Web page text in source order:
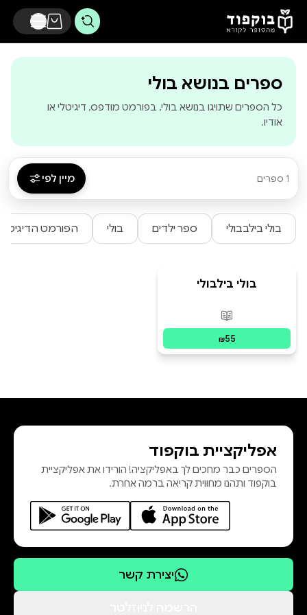
דלג לתוכן הראשי
ספרים בנושא בולי
כל הספרים שתויגו בנושא בולי, בפורמט מודפס, דיגיטלי או
אודיו.
1 ספרים מיין לפי
בולי בילבבולי ספר ילדים בולי הפורמט
בולי בילבולי
פורמטים זמינים
₪55
אפליקציית בוקפוד
הספרים כבר מחכים לך באפליקציה! הורידו את אפליקציית
בוקפוד ותהנו מחווית קריאה ברמה אחרת.
יצירת קשר